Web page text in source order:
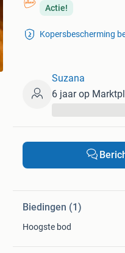
Actie!
Kopersbescherming
Suzana
6 jaar op
Biedingen (1)
Hoogste bod